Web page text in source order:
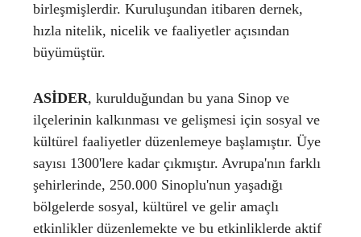
birleşmişlerdir. Kuruluşundan itibaren dernek,
hızla nitelik, nicelik ve faaliyetler açısından
büyümüştür.
ASİDER, kurulduğundan bu yana Sinop ve
ilçelerinin kalkınması ve gelişmesi için sosyal ve
kültürel faaliyetler düzenlemeye başlamıştır. Üye
sayısı 1300'lere kadar çıkmıştır. Avrupa'nın farklı
şehirlerinde, 250.000 Sinoplu'nun yaşadığı
bölgelerde sosyal, kültürel ve gelir amaçlı
etkinlikler düzenlemekte ve bu etkinliklerde aktif